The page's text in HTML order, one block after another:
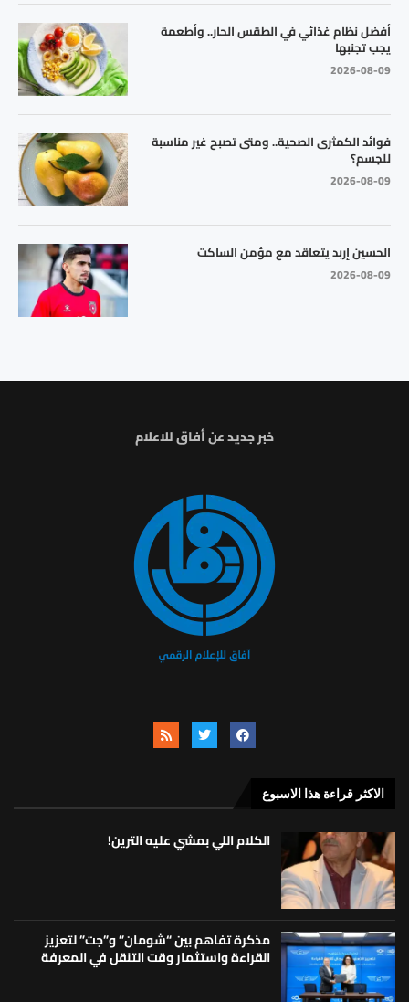
أفضل نظام غذائي في الطقس الحار.. وأطعمة
يجب تجنبها
2026-08-09
فوائد الكمثرى الصحية.. ومتى تصبح غير مناسبة
للجسم؟
2026-08-09
الحسين إربد يتعاقد مع مؤمن الساكت
2026-08-09
خبر جديد عن أفاق للاعلام
الاكثر قراءة هذا الاسبوع
الكلام اللي بمشي عليه الترين!
مذكرة تفاهم بين “شومان” و”جت” لتعزيز
القراءة واستثمار وقت التنقل في المعرفة